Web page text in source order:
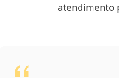
atendimento